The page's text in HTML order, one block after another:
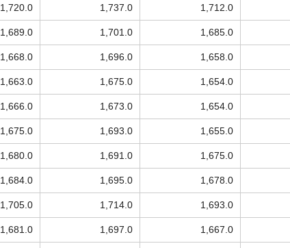
1,720.0 1,737.0 1,712.0
1,689.0 1,701.0 1,685.0
1,668.0 1,696.0 1,658.0
1,663.0 1,675.0 1,654.0
1,666.0 1,673.0 1,654.0
1,675.0 1,693.0 1,655.0
1,680.0 1,691.0 1,675.0
1,684.0 1,695.0 1,678.0
1,705.0 1,714.0 1,693.0
1,681.0 1,697.0 1,667.0